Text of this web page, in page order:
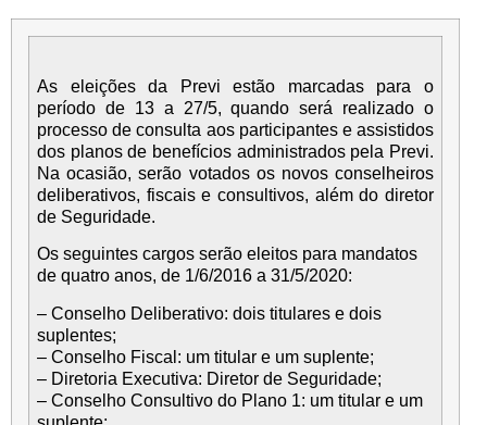
As eleições da Previ estão marcadas para o
período de 13 a 27/5, quando será realizado o
processo de consulta aos participantes e assistidos
dos planos de benefícios administrados pela Previ.
Na ocasião, serão votados os novos conselheiros
deliberativos, fiscais e consultivos, além do diretor
de Seguridade.
Os seguintes cargos serão eleitos para mandatos
de quatro anos, de 1/6/2016 a 31/5/2020:
– Conselho Deliberativo: dois titulares e dois
suplentes;
– Conselho Fiscal: um titular e um suplente;
– Diretoria Executiva: Diretor de Seguridade;
– Conselho Consultivo do Plano 1: um titular e um